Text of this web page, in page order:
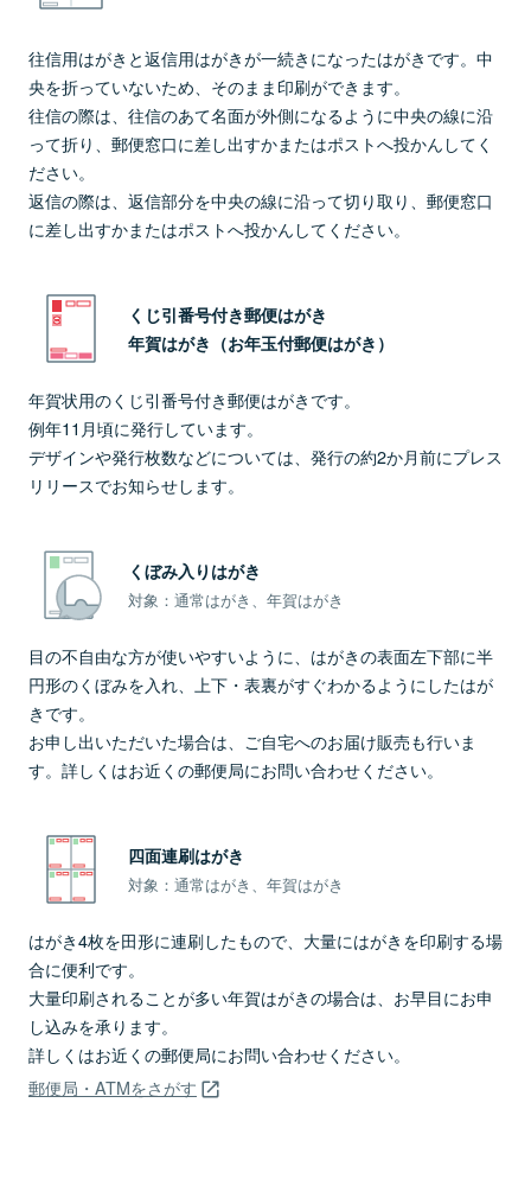
往信用はがきと返信用はがきが一続きになったはがきです。中
央を折っていないため、そのまま印刷ができます。
往信の際は、往信のあて名面が外側になるように中央の線に沿
って折り、郵便窓口に差し出すかまたはポストへ投かんしてく
ださい。
返信の際は、返信部分を中央の線に沿って切り取り、郵便窓口
に差し出すかまたはポストへ投かんしてください。
くじ引番号付き郵便はがき
年賀はがき（お年玉付郵便はがき）
年賀状用のくじ引番号付き郵便はがきです。
例年11月頃に発行しています。
デザインや発行枚数などについては、発行の約2か月前にプレス
リリースでお知らせします。
くぼみ入りはがき
対象：通常はがき、年賀はがき
目の不自由な方が使いやすいように、はがきの表面左下部に半
円形のくぼみを入れ、上下・表裏がすぐわかるようにしたはが
きです。
お申し出いただいた場合は、ご自宅へのお届け販売も行いま
す。詳しくはお近くの郵便局にお問い合わせください。
四面連刷はがき
対象：通常はがき、年賀はがき
はがき4枚を田形に連刷したもので、大量にはがきを印刷する場
合に便利です。
大量印刷されることが多い年賀はがきの場合は、お早目にお申
し込みを承ります。
詳しくはお近くの郵便局にお問い合わせください。
郵便局・ATMをさがす